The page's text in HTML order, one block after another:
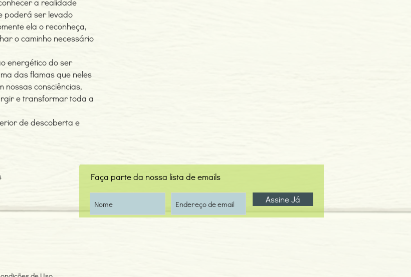
poderá ser levado
ela o reconheça,
o caminho necessário
energético do ser
das flamas que neles
consciências,
e transformar toda a
de descoberta e
Faça parte da nossa lista de emails
Assine Já